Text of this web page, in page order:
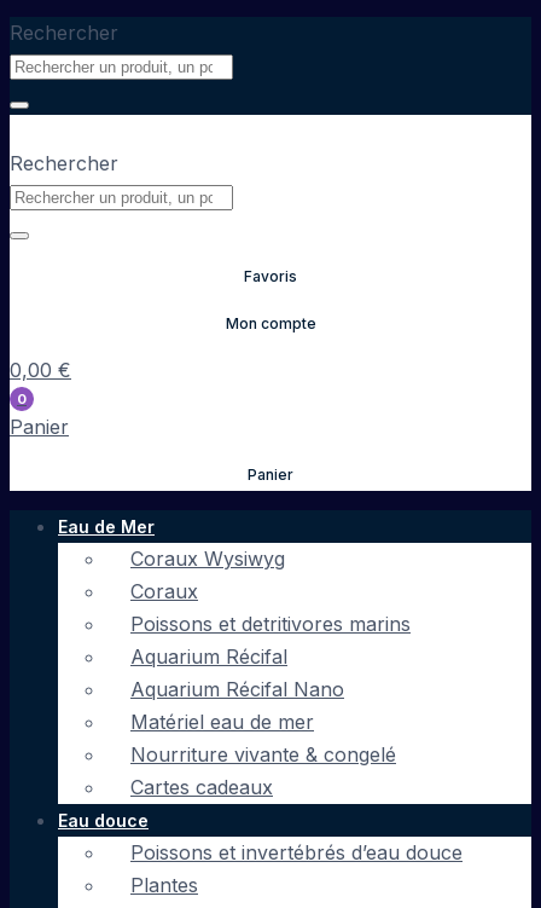
Rechercher
Rechercher
Favoris
Mon compte
0,00 €
0
Panier
Panier
Eau de Mer
Coraux Wysiwyg
Coraux
Poissons et detritivores marins
Aquarium Récifal
Aquarium Récifal Nano
Matériel eau de mer
Nourriture vivante & congelé
Cartes cadeaux
Eau douce
Poissons et invertébrés d’eau douce
Plantes